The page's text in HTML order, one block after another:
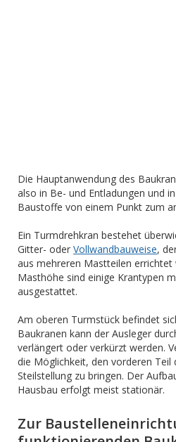
Die Hauptanwendung des
also in Be- und Entladungen und
Baustoffe von einem Punkt zum
Ein Turmdrehkran bestehet
Gitter- oder Vollwandbauweise,
aus mehreren Mastteilen errichtet
Masthöhe sind einige Krantypen
ausgestattet.
Am oberen Turmstück befindet
Baukranen kann der Ausleger
verlängert oder verkürzt werden.
die Möglichkeit, den vorderen Teil
Steilstellung zu bringen. Der
Hausbau erfolgt meist stationär.
Zur